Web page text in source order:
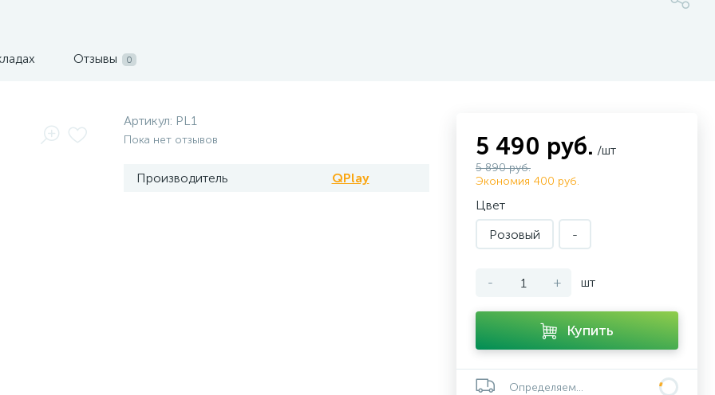
кормления
Отзывы 0
Артикул: PL1
Пока нет отзывов
Производитель QPlay
5 490 руб. /шт
5 890 руб.
Экономия 400 руб.
Цвет
Розовый
-
- + шт
Купить
Определяем...